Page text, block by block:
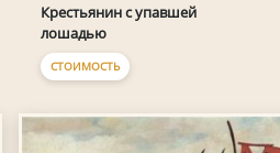
Крестьянин с упавшей
лошадью
СТОИМОСТЬ